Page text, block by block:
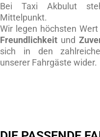
Bei Taxi Akbulut
Mittelpunkt.
Wir legen höchsten
Freundlichkeitund
sich in den
unserer Fahrgäste wider.